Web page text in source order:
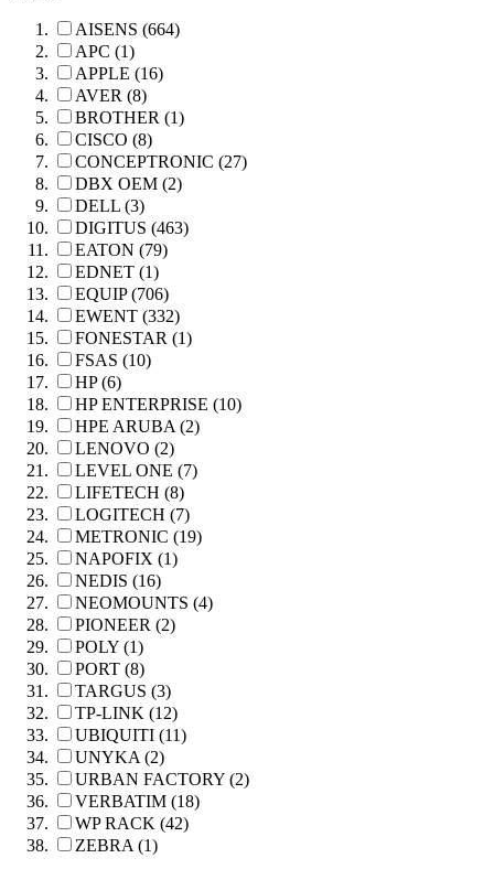
AISENS (664)
APC (1)
APPLE (16)
AVER (8)
BROTHER (1)
CISCO (8)
CONCEPTRONIC (27)
DBX OEM (2)
DELL (3)
DIGITUS (463)
EATON (79)
EDNET (1)
EQUIP (706)
EWENT (332)
FONESTAR (1)
FSAS (10)
HP (6)
HP ENTERPRISE (10)
HPE ARUBA (2)
LENOVO (2)
LEVEL ONE (7)
LIFETECH (8)
LOGITECH (7)
METRONIC (19)
NAPOFIX (1)
NEDIS (16)
NEOMOUNTS (4)
PIONEER (2)
POLY (1)
PORT (8)
TARGUS (3)
TP-LINK (12)
UBIQUITI (11)
UNYKA (2)
URBAN FACTORY (2)
VERBATIM (18)
WP RACK (42)
ZEBRA (1)